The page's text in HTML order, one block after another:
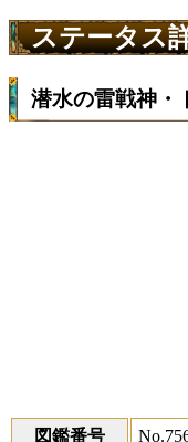
ステータス
潜水の雷戦神・
図鑑番号